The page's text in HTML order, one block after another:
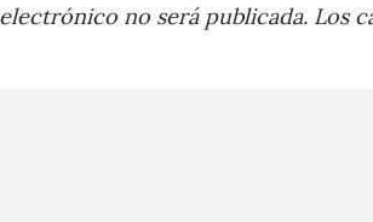
no será publicada. Los